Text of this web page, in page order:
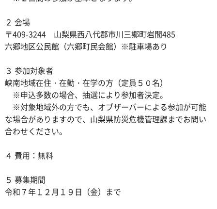
２ 会場
〒409-3244 山梨県西八代郡市川三郷町岩間485
六郷地区公民館（六郷町民会館）※駐車場あり
３ 参加対象者
峡南地域在住・在勤・在学の方（定員５０名）
※申込多数の場合、抽選により参加者決定。
※対象地域外の方でも、オブザーバーによる参加が可能
な場合がありますので、山梨県防災危機管理課までお問い
合わせください。
４ 費用：無料
５ 募集期間
令和７年１２月１９日（金）まで